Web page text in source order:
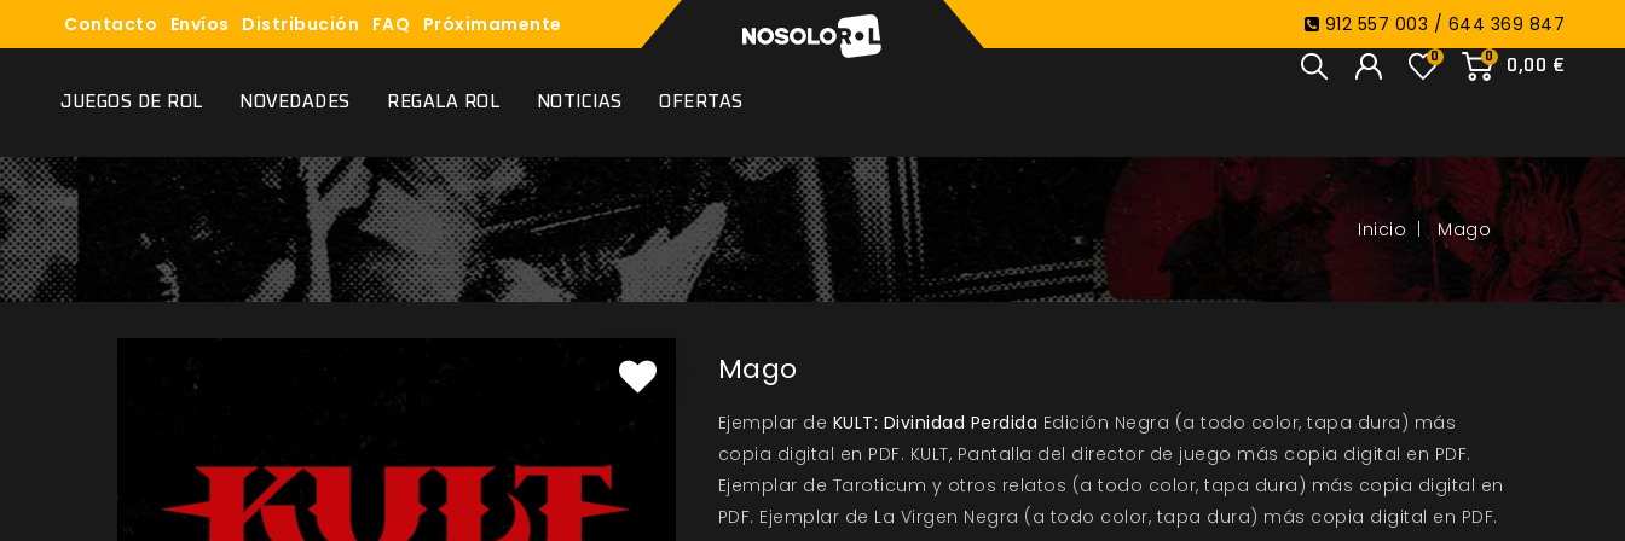
Contacto Envíos Distribución FAQ Próximamente 912 557 003 / 644 369 847
0
0,00 €
0
JUEGOS DE ROL NOVEDADES REGALA ROL NOTICIAS OFERTAS
Mago
Mago
Ejemplar de KULT: Divinidad Perdida Edición Negra (a todo color, tapa dura) más
copia digital en PDF. KULT, Pantalla del director de juego más copia digital en PDF.
Ejemplar de Taroticum y otros relatos (a todo color, tapa dura) más copia digital en
PDF. Ejemplar de La Virgen Negra (a todo color, tapa dura) más copia digital en PDF.